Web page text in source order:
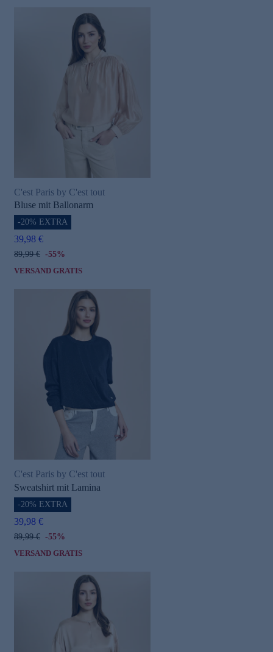
C'est Paris by C'est tout
Bluse mit Ballonarm
-20% EXTRA
39,98 €
89,99 € -55%
VERSAND GRATIS
C'est Paris by C'est tout
Sweatshirt mit Lamina
-20% EXTRA
39,98 €
89,99 € -55%
VERSAND GRATIS